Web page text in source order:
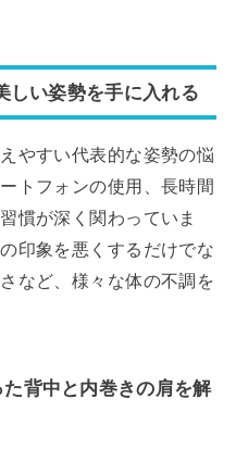
しい姿勢を手に入れる
やすい代表的な姿勢の悩
トフォンの使用、長時間
慣が深く関わっていま
印象を悪くするだけでな
など、様々な体の不調を
背中と内巻きの肩を解